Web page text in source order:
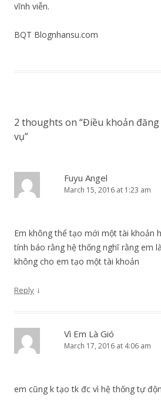
vĩnh viễn.
BQT Blognhansu.com
2 thoughts on “Điều khoản đăng
vụ”
Fuyu Angel
March 15, 2016 at 1:23 am
Em không thể tạo mới một tài khoản
tính báo rằng hệ thống nghĩ rằng em
không cho em tạo một tài khoản
Reply ↓
Vì Em Là Gió
March 17, 2016 at 4:06 am
em cũng k tạo tk đc vì hệ thống tự